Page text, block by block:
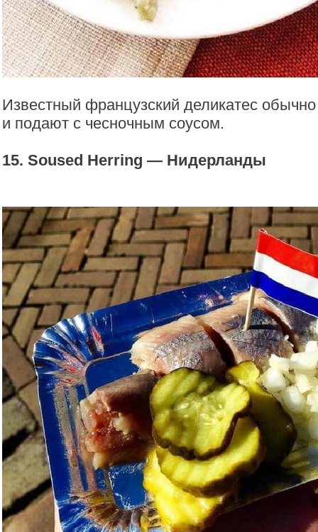
Известный французский деликатес
и подают с чесночным соусом.
15. Soused Herring — Нидерланды